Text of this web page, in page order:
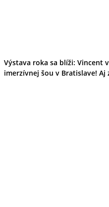
Výstava roka sa blíži: Vincent
imerzívnej šou v Bratislave! Aj